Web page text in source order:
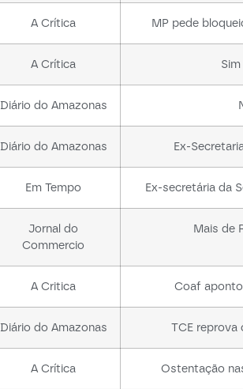
A Crítica MP pede
A Crítica
Diário do Amazonas
Diário do Amazonas Ex-
Em Tempo Ex-secretária da
Jornal do
Commercio
Mais de
A Critica Coaf
Diário do Amazonas TCE reprova
A Crítica Ostentação